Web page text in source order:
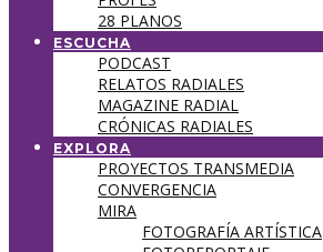
28 PLANOS
ESCUCHA
PODCAST
RELATOS RADIALES
MAGAZINE RADIAL
CRÓNICAS RADIALES
EXPLORA
PROYECTOS TRANSMEDIA
CONVERGENCIA
MIRA
FOTOGRAFÍA ARTÍSTICA